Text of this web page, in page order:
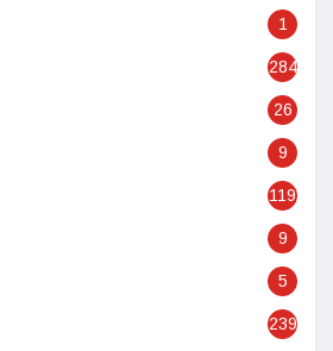
1
284
26
9
119
9
5
239